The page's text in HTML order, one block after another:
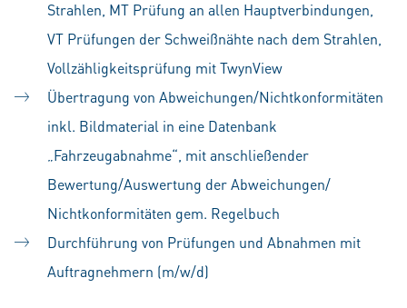
Strahlen, MT Prüfung an allen Hauptverbindungen,
VT Prüfungen der Schweißnähte nach dem Strahlen,
Vollzähligkeitsprüfung mit TwynView
Übertragung von Abweichungen/Nichtkonformitäten
inkl. Bildmaterial in eine Datenbank
„Fahrzeugabnahme“, mit anschließender
Bewertung/Auswertung der Abweichungen/
Nichtkonformitäten gem. Regelbuch
Durchführung von Prüfungen und Abnahmen mit
Auftragnehmern (m/w/d)